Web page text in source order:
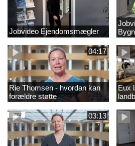
Jobvideo Ejendomsmægler
04:17
Rie Thomsen - hvordan kan
forældre støtte
Eux
03:13